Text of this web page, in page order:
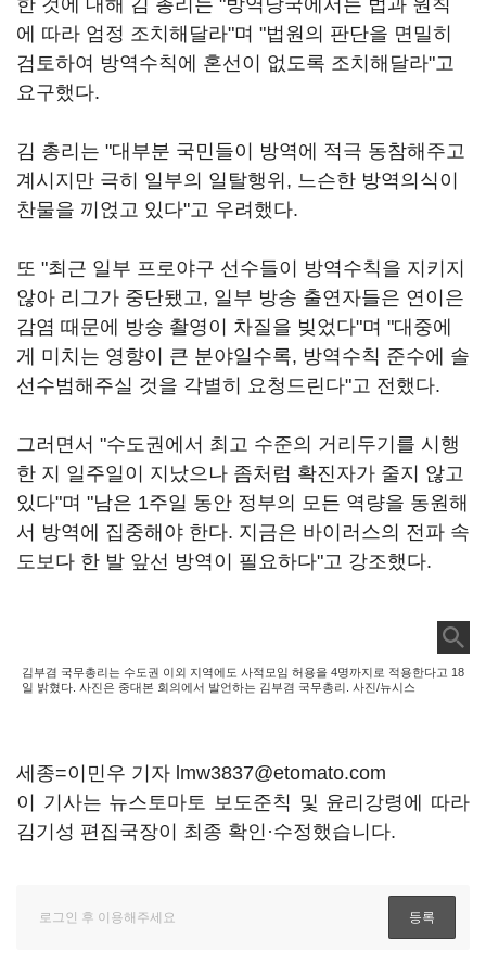
한 것에 대해 김 총리는 "방역당국에서는 법과 원칙
에 따라 엄정 조치해달라"며 "법원의 판단을 면밀히
검토하여 방역수칙에 혼선이 없도록 조치해달라"고
요구했다.
김 총리는 "대부분 국민들이 방역에 적극 동참해주고
계시지만 극히 일부의 일탈행위, 느슨한 방역의식이
찬물을 끼얹고 있다"고 우려했다.
또 "최근 일부 프로야구 선수들이 방역수칙을 지키지
않아 리그가 중단됐고, 일부 방송 출연자들은 연이은
감염 때문에 방송 촬영이 차질을 빚었다"며 "대중에
게 미치는 영향이 큰 분야일수록, 방역수칙 준수에 솔
선수범해주실 것을 각별히 요청드린다"고 전했다.
그러면서 "수도권에서 최고 수준의 거리두기를 시행
한 지 일주일이 지났으나 좀처럼 확진자가 줄지 않고
있다"며 "남은 1주일 동안 정부의 모든 역량을 동원해
서 방역에 집중해야 한다. 지금은 바이러스의 전파 속
도보다 한 발 앞선 방역이 필요하다"고 강조했다.
김부겸 국무총리는 수도권 이외 지역에도 사적모임 허용을 4명까지로 적용한다고 18
일 밝혔다. 사진은 중대본 회의에서 발언하는 김부겸 국무총리. 사진/뉴시스
세종=이민우 기자 lmw3837@etomato.com
이 기사는 뉴스토마토 보도준칙 및 윤리강령에 따라
김기성 편집국장이 최종 확인·수정했습니다.